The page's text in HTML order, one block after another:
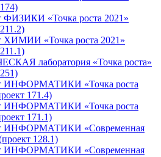
ФИЗИКИ «Точка роста 2021»
ХИМИИ «Точка роста 2021»
лаборатория «Точка роста»
ИНФОРМАТИКИ «Точка роста
171.4)
ИНФОРМАТИКИ «Точка роста
171.1)
ИНФОРМАТИКИ «Современная
128.1)
ИНФОРМАТИКИ «Современная